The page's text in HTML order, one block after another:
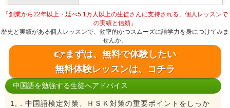
「創業から22年以上・延べ5.1万人以上の生徒さんに支持される、個人レッスンで
の実績と信頼」
歴史と実績がある個人レッスンで、効率的かつスムーズに語学力を身につけてみま
せんか。
👉まずは、無料で体験したい
無料体験レッスンは、コチラ
中国語を勉強する生徒へアドバイス
1,．中国語検定対策、ＨＳＫ対策の重要ポイントをしっか